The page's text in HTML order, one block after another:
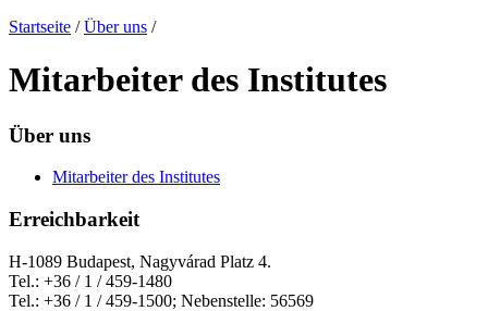
Startseite / Über uns /
Mitarbeiter des Institutes
Über uns
Mitarbeiter des Institutes
Erreichbarkeit
H-1089 Budapest, Nagyvárad Platz 4.
Tel.: +36 / 1 / 459-1480
Tel.: +36 / 1 / 459-1500; Nebenstelle: 56569